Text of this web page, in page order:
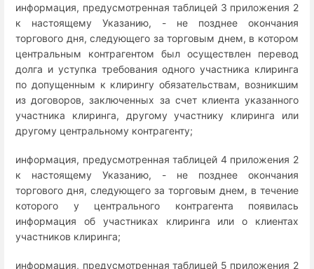
информация, предусмотренная таблицей 3 приложения 2
к настоящему Указанию, - не позднее окончания
торгового дня, следующего за торговым днем, в котором
центральным контрагентом был осуществлен перевод
долга и уступка требования одного участника клиринга
по допущенным к клирингу обязательствам, возникшим
из договоров, заключенных за счет клиента указанного
участника клиринга, другому участнику клиринга или
другому центральному контрагенту;
информация, предусмотренная таблицей 4 приложения 2
к настоящему Указанию, - не позднее окончания
торгового дня, следующего за торговым днем, в течение
которого у центрального контрагента появилась
информация об участниках клиринга или о клиентах
участников клиринга;
информация, предусмотренная таблицей 5 приложения 2